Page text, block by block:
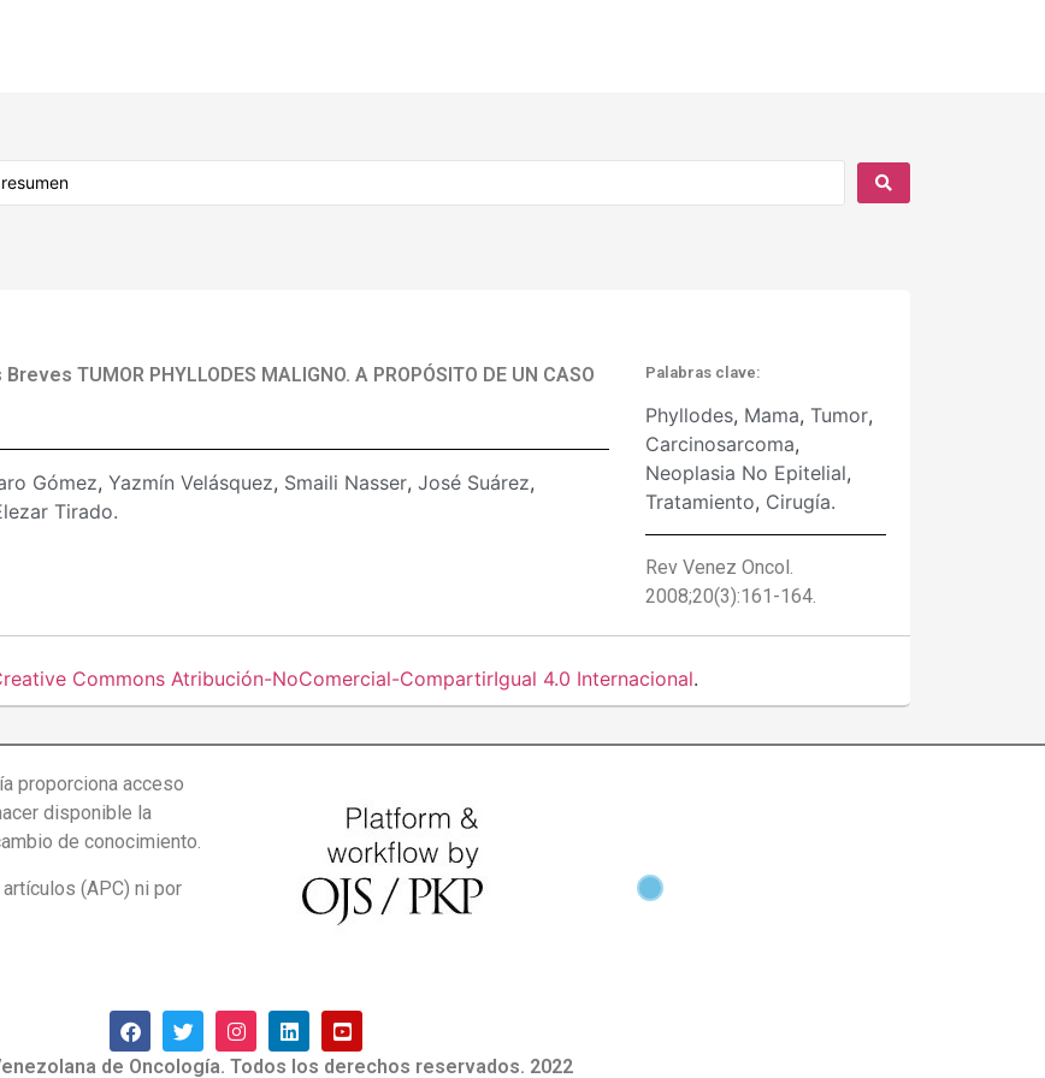
TUMOR PHYLLODES MALIGNO. A PROPÓSITO DE UN CASO
Gómez, Yazmín Velásquez, Smaili Nasser, José Suárez,
Tirado.
Palabras clave:
Phyllodes, Mama, Tumor,
Carcinosarcoma,
Neoplasia No Epitelial,
Tratamiento, Cirugía.
Rev Venez Oncol.
2008;20(3):161-164.
Commons Atribución-NoComercial-CompartirIgual 4.0 Internacional.
proporciona acceso
disponible la
de conocimiento.
(APC) ni por
de Oncología. Todos los derechos reservados. 2022